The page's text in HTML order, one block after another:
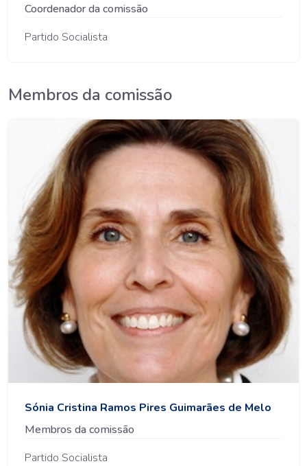
Coordenador da comissão
Partido Socialista
Membros da comissão
Sónia Cristina Ramos Pires Guimarães de Melo
Membros da comissão
Partido Socialista